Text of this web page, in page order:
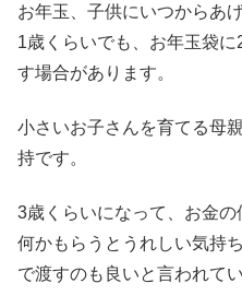
お年玉、子供にいつからあ
1歳くらいでも、お年玉袋
す場合があります。
小さいお子さんを育てる母
持です。
3歳くらいになって、お金の
何かもらうとうれしい気持
で渡すのも良いと言われてい